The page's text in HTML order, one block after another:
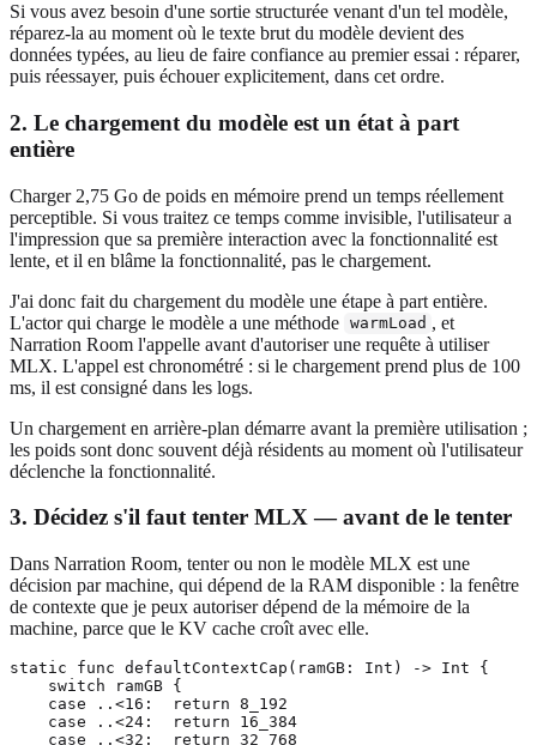
Si vous avez besoin d'une sortie structurée venant d'un tel modèle,
réparez-la au moment où le texte brut du modèle devient des
données typées, au lieu de faire confiance au premier essai : réparer,
puis réessayer, puis échouer explicitement, dans cet ordre.
2. Le chargement du modèle est un état à part
entière
Charger 2,75 Go de poids en mémoire prend un temps réellement
perceptible. Si vous traitez ce temps comme invisible, l'utilisateur a
l'impression que sa première interaction avec la fonctionnalité est
lente, et il en blâme la fonctionnalité, pas le chargement.
J'ai donc fait du chargement du modèle une étape à part entière.
L'actor qui charge le modèle a une méthode warmLoad , et
Narration Room l'appelle avant d'autoriser une requête à utiliser
MLX. L'appel est chronométré : si le chargement prend plus de 100
ms, il est consigné dans les logs.
Un chargement en arrière-plan démarre avant la première utilisation ;
les poids sont donc souvent déjà résidents au moment où l'utilisateur
déclenche la fonctionnalité.
3. Décidez s'il faut tenter MLX — avant de le tenter
Dans Narration Room, tenter ou non le modèle MLX est une
décision par machine, qui dépend de la RAM disponible : la fenêtre
de contexte que je peux autoriser dépend de la mémoire de la
machine, parce que le KV cache croît avec elle.
static func defaultContextCap(ramGB: Int) -> Int {
    switch ramGB {
    case ..<16:  return 8_192
    case ..<24:  return 16_384
    case ..<32:  return 32_768